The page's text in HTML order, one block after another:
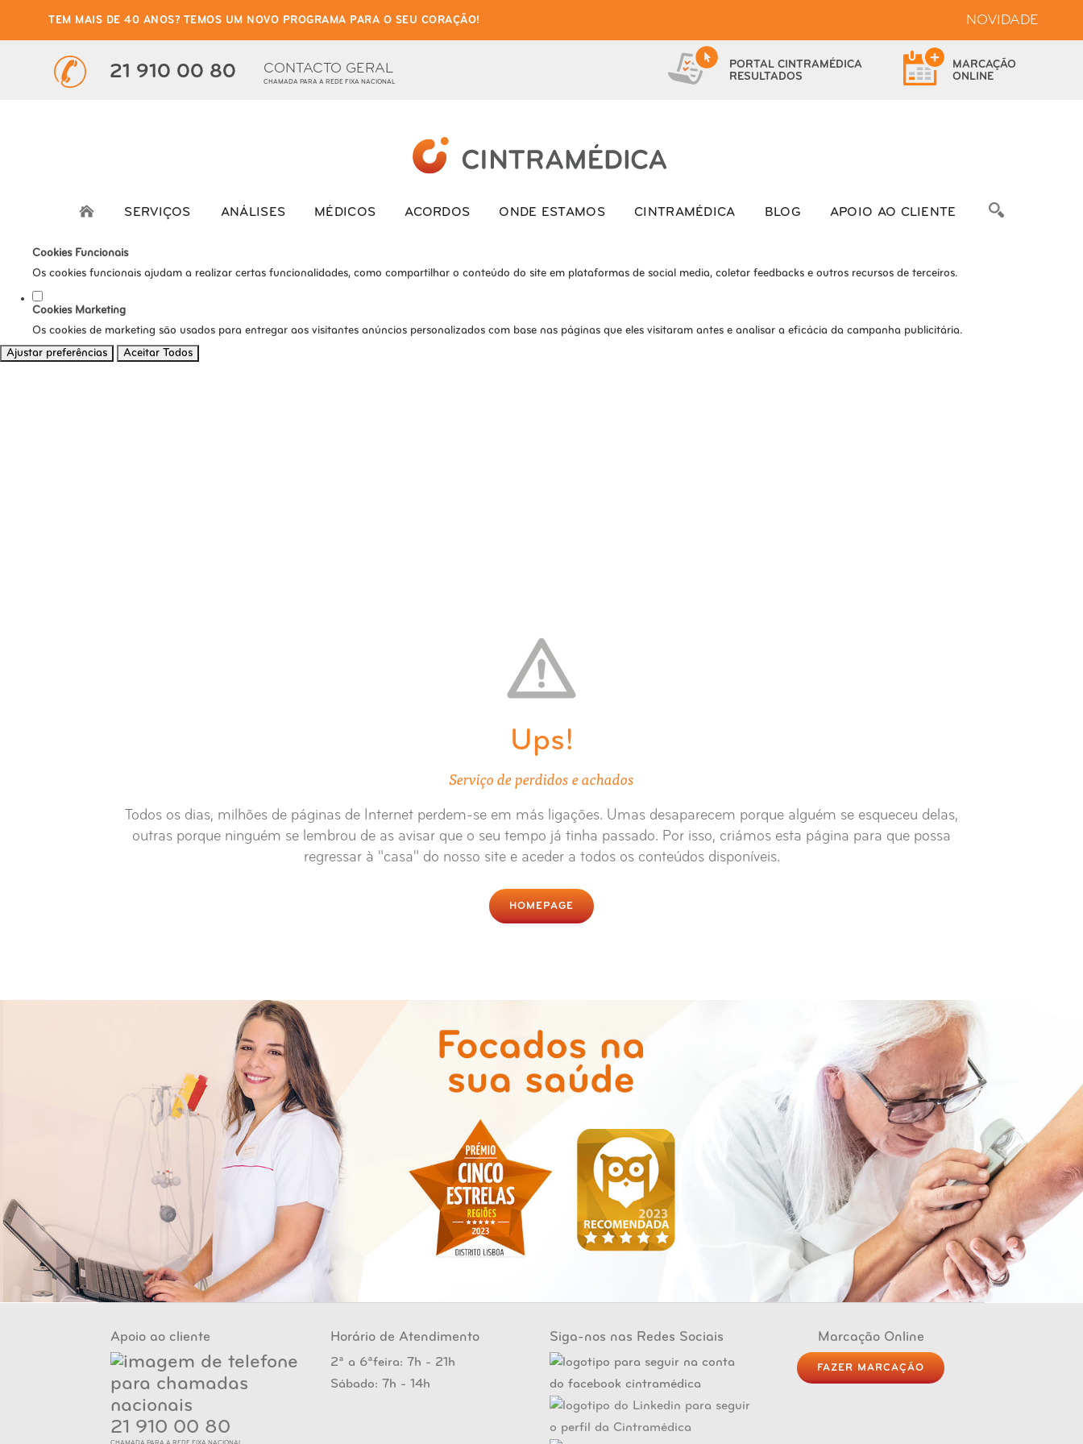
Defina as suas preferências de cookies para este website.
Este website utiliza cookies estritamente necessários, analíticos e funcionais, para lhe oferecer uma boa experiência de navegação e acesso a todas as funcionalidades.
Consulte a nossa
Os cookies necessários são cruciais para as funções básicas do site e o site não funcionará da maneira pretendida sem eles
Os cookies analíticos são usados para entender como os visitantes interagem com o site. Esses cookies ajudam a fornecer informações sobre as métricas do número de visitantes, taxa de rejeição, origem do
tráfego, etc.
Cookies Funcionais
Os cookies funcionais ajudam a realizar certas funcionalidades, como compartilhar o conteúdo do site em plataformas de social media, coletar feedbacks e outros recursos de terceiros.
Cookies Marketing
Os cookies de marketing são usados para entregar aos visitantes anúncios personalizados com base nas páginas que eles visitaram antes e analisar a eficácia da campanha publicitária.
Ajustar preferências
Aceitar Todos
TEM MAIS DE 40 ANOS? TEMOS UM NOVO PROGRAMA PARA O SEU CORAÇÃO! NOVIDADE
21 910 00 80 CONTACTO GERAL
CHAMADA PARA A REDE FIXA NACIONAL
PORTAL CINTRAMÉDICA
RESULTADOS
MARCAÇÃO
ONLINE
SERVIÇOS ANÁLISES MÉDICOS ACORDOS ONDE ESTAMOS CINTRAMÉDICA BLOG APOIO AO CLIENTE
Ups!
Serviço de perdidos e achados
Todos os dias, milhões de páginas de Internet perdem-se em más ligações. Umas desaparecem porque alguém se esqueceu delas,
outras porque ninguém se lembrou de as avisar que o seu tempo já tinha passado. Por isso, criámos esta página para que possa
regressar à "casa" do nosso site e aceder a todos os conteúdos disponíveis.
HOMEPAGE
Apoio ao cliente
21 910 00 80
Horário de Atendimento
2ª a 6ªfeira: 7h - 21h
Sábado: 7h - 14h
Siga-nos nas Redes Sociais Marcação Online
FAZER MARCAÇÃO